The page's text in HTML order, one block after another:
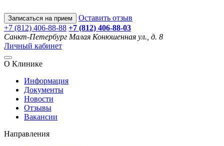
Записаться на прием
Оставить отзыв
+7 (812) 406-88-88 +7 (812) 406-88-03
Санкт-Петербург Малая Конюшенная ул., д. 8
Личный кабинет
О Клинике
Информация
Документы
Новости
Отзывы
Вакансии
Направления